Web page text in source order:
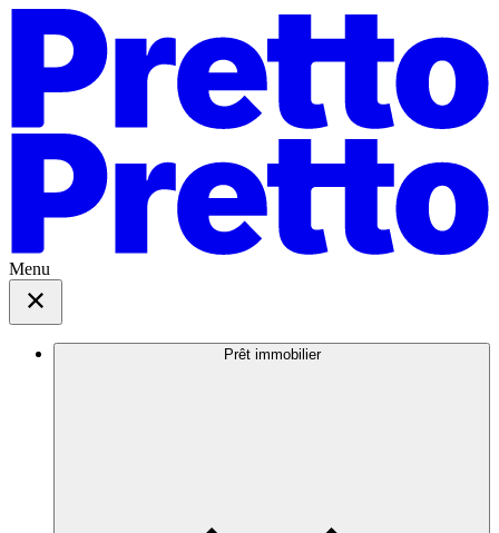
Menu
Prêt immobilier